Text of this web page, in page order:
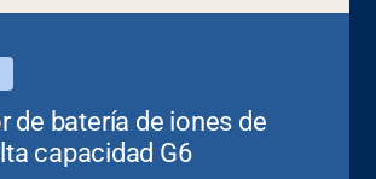
de batería de iones de
capacidad G6